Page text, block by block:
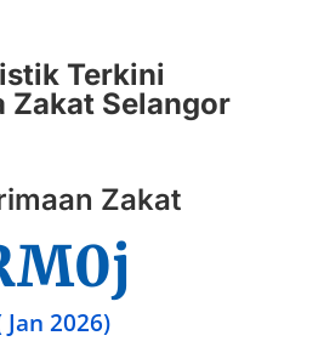
Terkini
Zakat Selangor
Zakat
Jan 2026)
0j